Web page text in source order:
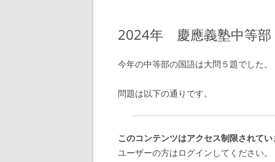
2024年 慶應義塾中等
今年の中等部の国語は大問５題でした。
問題は以下の通りです。
このコンテンツはアクセス制限されてい
ユーザーの方はログインしてください。